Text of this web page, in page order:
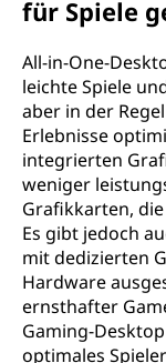
für Spiele
All-in-One-
leichte Spiele
aber in der
Erlebnisse
integrierten
weniger
Grafikkarten,
Es gibt jedoch
mit dedizierten
Hardware
ernsthafter
Gaming-
optimales